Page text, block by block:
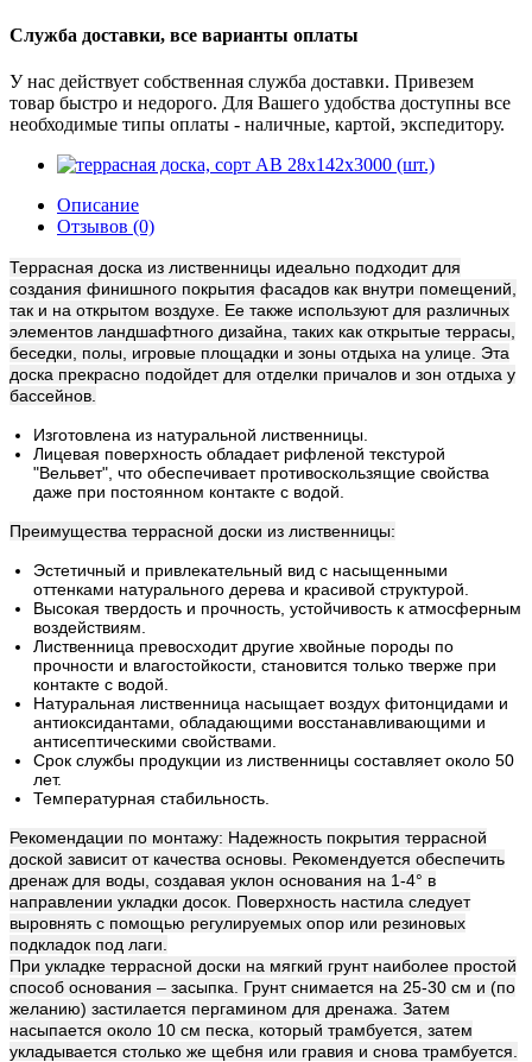
Служба доставки, все варианты оплаты
У нас действует собственная служба доставки. Привезем
товар быстро и недорого. Для Вашего удобства доступны все
необходимые типы оплаты - наличные, картой, экспедитору.
Описание
Отзывов (0)
Террасная доска из лиственницы идеально подходит для
создания финишного покрытия фасадов как внутри помещений,
так и на открытом воздухе. Ее также используют для различных
элементов ландшафтного дизайна, таких как открытые террасы,
беседки, полы, игровые площадки и зоны отдыха на улице. Эта
доска прекрасно подойдет для отделки причалов и зон отдыха у
бассейнов.
Изготовлена из натуральной лиственницы.
Лицевая поверхность обладает рифленой текстурой
"Вельвет", что обеспечивает противоскользящие свойства
даже при постоянном контакте с водой.
Преимущества террасной доски из лиственницы:
Эстетичный и привлекательный вид с насыщенными
оттенками натурального дерева и красивой структурой.
Высокая твердость и прочность, устойчивость к атмосферным
воздействиям.
Лиственница превосходит другие хвойные породы по
прочности и влагостойкости, становится только тверже при
контакте с водой.
Натуральная лиственница насыщает воздух фитонцидами и
антиоксидантами, обладающими восстанавливающими и
антисептическими свойствами.
Срок службы продукции из лиственницы составляет около 50
лет.
Температурная стабильность.
Рекомендации по монтажу: Надежность покрытия террасной
доской зависит от качества основы. Рекомендуется обеспечить
дренаж для воды, создавая уклон основания на 1-4° в
направлении укладки досок. Поверхность настила следует
выровнять с помощью регулируемых опор или резиновых
подкладок под лаги.
При укладке террасной доски на мягкий грунт наиболее простой
способ основания – засыпка. Грунт снимается на 25-30 см и (по
желанию) застилается пергамином для дренажа. Затем
насыпается около 10 см песка, который трамбуется, затем
укладывается столько же щебня или гравия и снова трамбуется.